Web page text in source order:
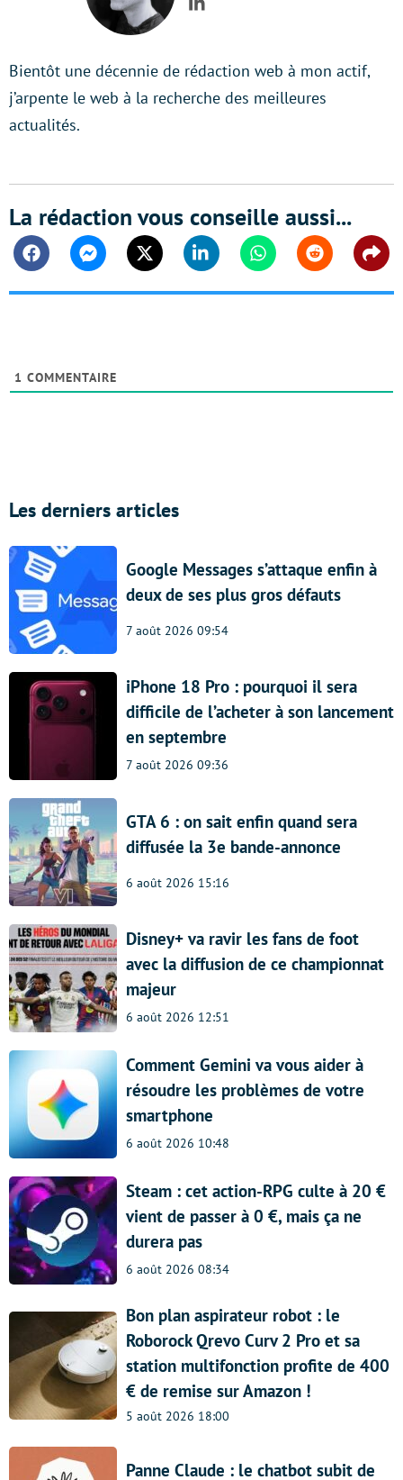
LinkedIn
Bientôt une décennie de rédaction web à mon actif,
j’arpente le web à la recherche des meilleures
actualités.
La rédaction vous conseille aussi...
FacebookMessengerTwitter Linkedin WhatsappReddit
1 COMMENTAIRE
Les derniers articles
Google Messages s’attaque enfin à
deux de ses plus gros défauts
7 août 2026 09:54
iPhone 18 Pro : pourquoi il sera
difficile de l’acheter à son lancement
en septembre
7 août 2026 09:36
GTA 6 : on sait enfin quand sera
diffusée la 3e bande-annonce
6 août 2026 15:16
Disney+ va ravir les fans de foot
avec la diffusion de ce championnat
majeur
6 août 2026 12:51
Comment Gemini va vous aider à
résoudre les problèmes de votre
smartphone
6 août 2026 10:48
Steam : cet action-RPG culte à 20 €
vient de passer à 0 €, mais ça ne
durera pas
6 août 2026 08:34
Bon plan aspirateur robot : le
Roborock Qrevo Curv 2 Pro et sa
station multifonction profite de 400
€ de remise sur Amazon !
5 août 2026 18:00
Panne Claude : le chatbot subit de